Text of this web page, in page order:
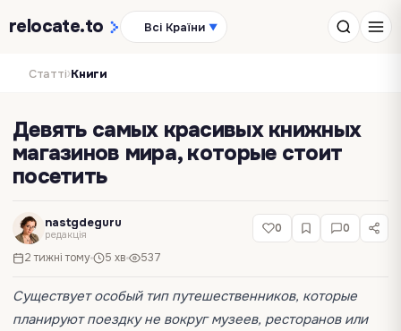
relocate.to Всі Країни ▼
Статті›Книги
Девять самых красивых книжных
магазинов мира, которые стоит
посетить
nastgdeguru
редакція
2 тижні тому 5 хв 537
0 0
Существует особый тип путешественников, которые
планируют поездку не вокруг музеев, ресторанов или